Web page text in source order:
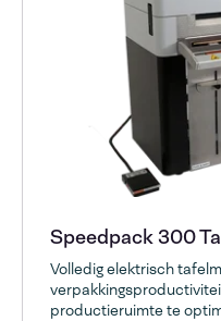
Speedpack 300
Volledig elektrisch
productieruimte te